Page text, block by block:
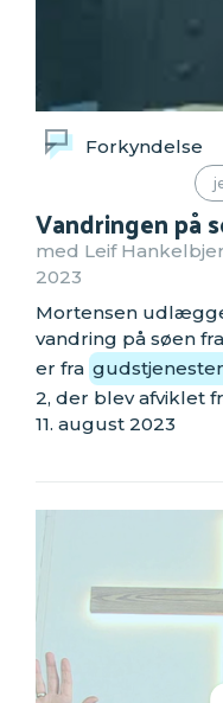
Forkyndelse
Vandringen på
med Leif
2023
Mortensen
vandring på søen
er fra
2, der blev afviklet
11. august 2023